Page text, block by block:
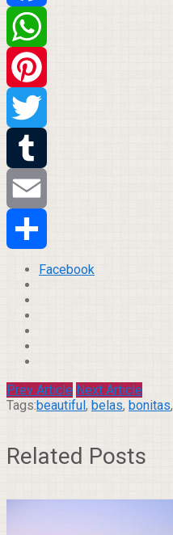
Facebook
WhatsApp
Pinterest
Twitter
Tumblr
Email
Compartilhar
Facebook
Prev Article Next Article
Tags:beautiful, belas, bonitas,
Related Posts